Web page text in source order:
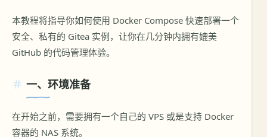
本教程将指导你如何使用 Docker Compose 快速部署一个
安全、私有的 Gitea 实例，让你在几分钟内拥有媲美
GitHub 的代码管理体验。
一、环境准备
在开始之前，需要拥有一个自己的 VPS 或是支持 Docker
容器的 NAS 系统。